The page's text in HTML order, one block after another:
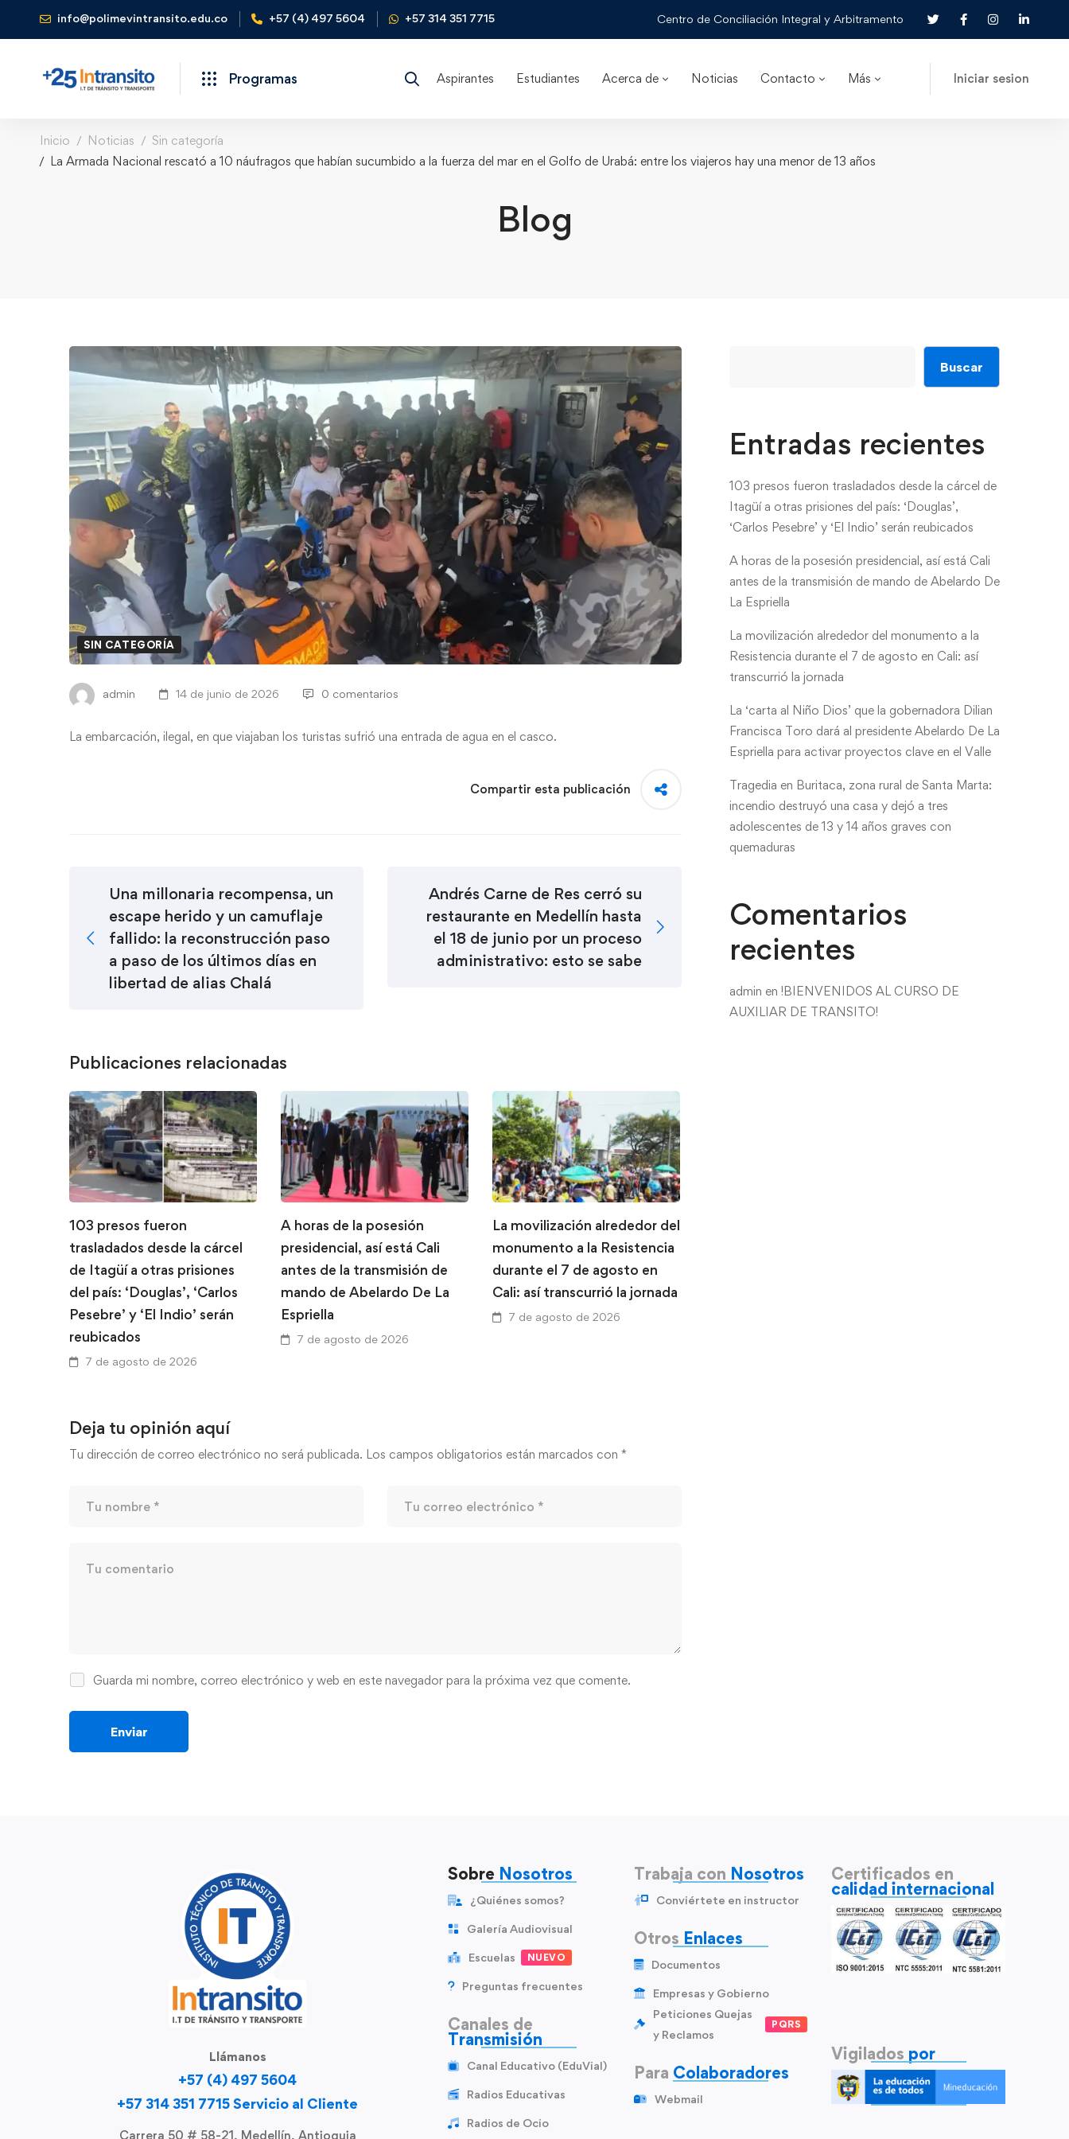
info@polimevintransito.edu.co +57 (4) 497 5604 +57 314 351 7715 Centro de Conciliación Integral y Arbitramento
Programas Aspirantes Estudiantes Acerca de Noticias Contacto Más Iniciar sesion
Inicio Noticias
Sin categoría
La Armada Nacional rescató a 10 náufragos que habían sucumbido a la fuerza del mar en el Golfo de Urabá: entre los viajeros hay una menor de 13 años
Blog
SIN CATEGORÍA
admin 14 de junio de 2026 0 comentarios
La embarcación, ilegal, en que viajaban los turistas sufrió una entrada de agua en el casco.
Compartir esta publicación
Una millonaria recompensa, un
escape herido y un camuflaje
fallido: la reconstrucción paso
a paso de los últimos días en
libertad de alias Chalá
Andrés Carne de Res cerró su
restaurante en Medellín hasta
el 18 de junio por un proceso
administrativo: esto se sabe
Publicaciones relacionadas
103 presos fueron
trasladados desde la cárcel
de Itagüí a otras prisiones
del país: ‘Douglas’, ‘Carlos
Pesebre’ y ‘El Indio’ serán
reubicados
7 de agosto de 2026
A horas de la posesión
presidencial, así está Cali
antes de la transmisión de
mando de Abelardo De La
Espriella
7 de agosto de 2026
La movilización alrededor del
monumento a la Resistencia
durante el 7 de agosto en
Cali: así transcurrió la jornada
7 de agosto de 2026
Deja tu opinión aquí
Tu dirección de correo electrónico no será publicada. Los campos obligatorios están marcados con *
Guarda mi nombre, correo electrónico y web en este navegador para la próxima vez que comente.
Buscar
Entradas recientes
103 presos fueron trasladados desde la cárcel de
Itagüí a otras prisiones del país: ‘Douglas’,
‘Carlos Pesebre’ y ‘El Indio’ serán reubicados
A horas de la posesión presidencial, así está Cali
antes de la transmisión de mando de Abelardo De
La Espriella
La movilización alrededor del monumento a la
Resistencia durante el 7 de agosto en Cali: así
transcurrió la jornada
La ‘carta al Niño Dios’ que la gobernadora Dilian
Francisca Toro dará al presidente Abelardo De La
Espriella para activar proyectos clave en el Valle
Tragedia en Buritaca, zona rural de Santa Marta:
incendio destruyó una casa y dejó a tres
adolescentes de 13 y 14 años graves con
quemaduras
Comentarios
recientes
admin en !BIENVENIDOS AL CURSO DE
AUXILIAR DE TRANSITO!
Llámanos
+57 (4) 497 5604
+57 314 351 7715 Servicio al Cliente
Carrera 50 # 58-21, Medellín, Antioquia
Sobre Nosotros
¿Quiénes somos?
Galería Audiovisual
Escuelas NUEVO
Preguntas frecuentes
Canales de
Transmisión
Canal Educativo (EduVial)
Radios Educativas
Radios de Ocio
Trabaja con Nosotros
Conviértete en instructor
Otros Enlaces
Documentos
Empresas y Gobierno
Peticiones Quejas
y Reclamos
PQRS
Para Colaboradores
Webmail
Certificados en
calidad internacional
Vigilados por